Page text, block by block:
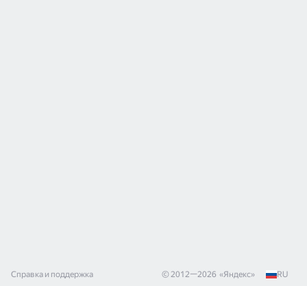
Справка и поддержка © 2012—2026 «Яндекс» RU